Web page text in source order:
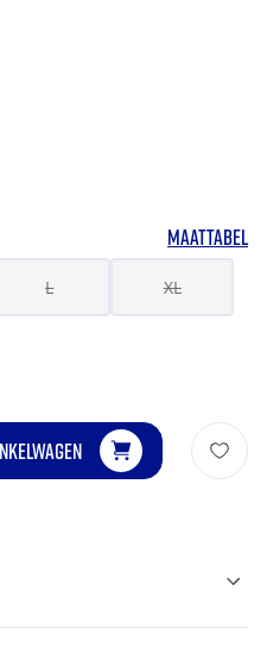
MAATTABEL
L XL